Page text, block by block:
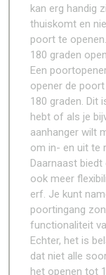
kan erg handig
thuiskomt en
poort te
180 graden
Een
opener de
180 graden. Dit
hebt of als je
aanhanger wilt
om in- en uit te
Daarnaast
ook meer
erf. Je kunt
poortingang
functionaliteit
Echter, het is
dat niet alle
het openen tot